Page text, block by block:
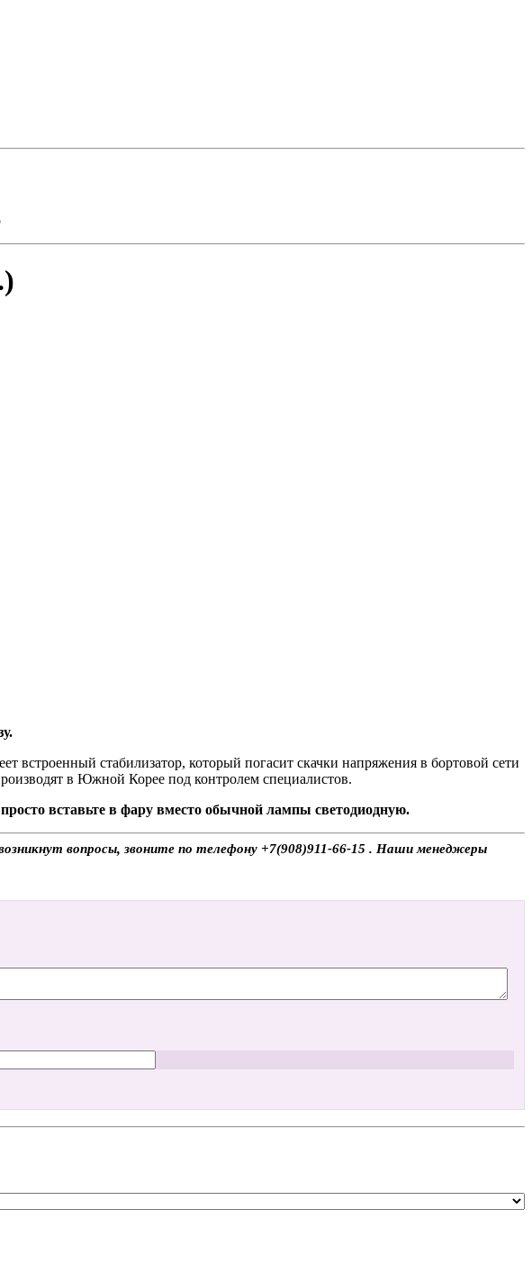
стабилизатор, который погасит скачки напряжения в бортовой сети
в Южной Корее под контролем специалистов.
вставьте в фару вместо обычной лампы светодиодную.
вопросы, звоните по телефону +7(908)911-66-15 . Наши менеджеры